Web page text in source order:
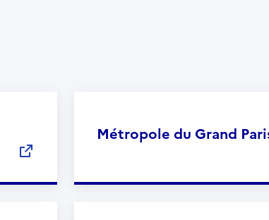
Métropole du Grand